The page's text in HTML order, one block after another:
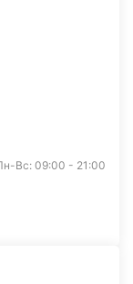
Вс: 09:00 - 21:00